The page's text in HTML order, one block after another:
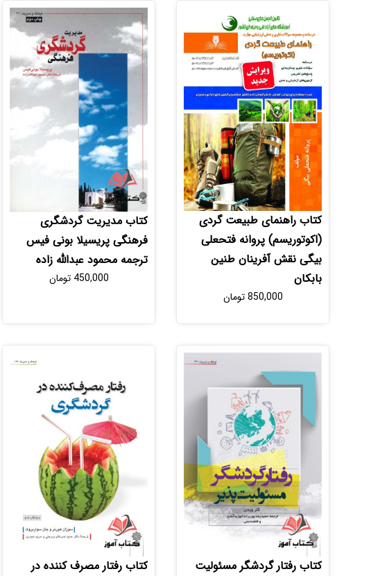
کتاب راهنمای طبیعت گردی
(اکوتوریسم) پروانه فتحعلی
بیگی نقش آفرینان طنین
بابکان
850,000 تومان
کتاب مدیریت گردشگری
فرهنگی پریسیلا بونی فیس
ترجمه محمود عبدالله زاده
450,000 تومان
کتاب رفتار گردشگر مسئولیت
کتاب رفتار مصرف کننده در